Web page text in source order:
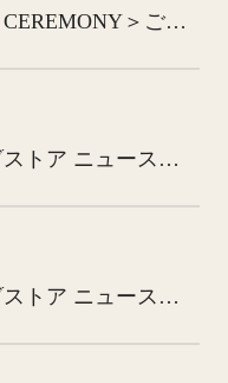
松坂屋名古屋店＜ANNA SUI CEREMONY＞ご試着フェア開催のお知らせ
ANNA SUI JAPAN公式ウェブストア ニュースページ、Twitterにて遠鉄百貨店 アナスイフェア紹介されました
ANNA SUI JAPAN公式ウェブストア ニュースページ、Twitterにてアナスイフェア紹介されました